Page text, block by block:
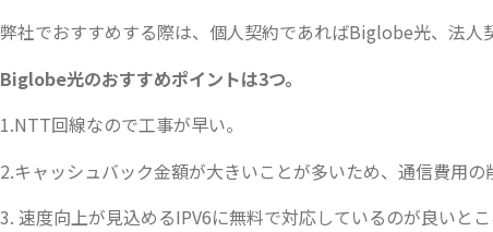
弊社でおすすめする際は、個人契約であればBiglobe光、法人
Biglobe光のおすすめポイントは3つ。
1.NTT回線なので工事が早い。
2.キャッシュバック金額が大きいことが多いため、通信費用の
3. 速度向上が見込めるIPV6に無料で対応しているのが良いとこ